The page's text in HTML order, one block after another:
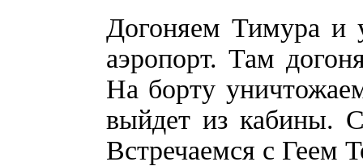
Догоняем Тимура и
аэропорт. Там
На борту
выйдет из кабины.
Встречаемся с Геем